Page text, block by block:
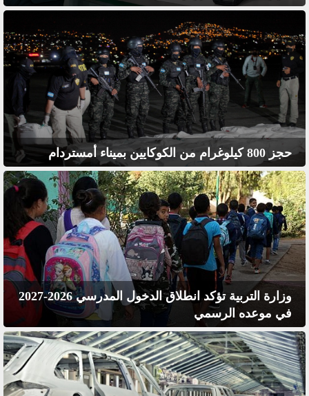
حجز 800 كيلوغرام من الكوكايين بميناء أمستردام
وزارة التربية تؤكد انطلاق الدخول المدرسي 2026-2027
في موعده الرسمي